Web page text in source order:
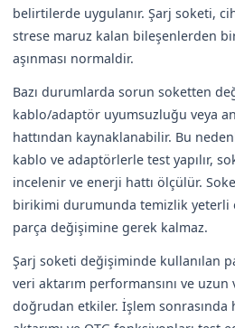
belirtilerde uygulanır. Şarj soketi,
strese maruz kalan bileşenlerden
aşınması normaldir.
Bazı durumlarda sorun soketten
kablo/adaptör uyumsuzluğu veya
hattından kaynaklanabilir. Bu
kablo ve adaptörlerle test yapılır,
incelenir ve enerji hattı ölçülür.
birikimi durumunda temizlik
parça değişimine gerek kalmaz.
Şarj soketi değişiminde kullanılan
veri aktarım performansını ve uzun
doğrudan etkiler. İşlem sonrasında